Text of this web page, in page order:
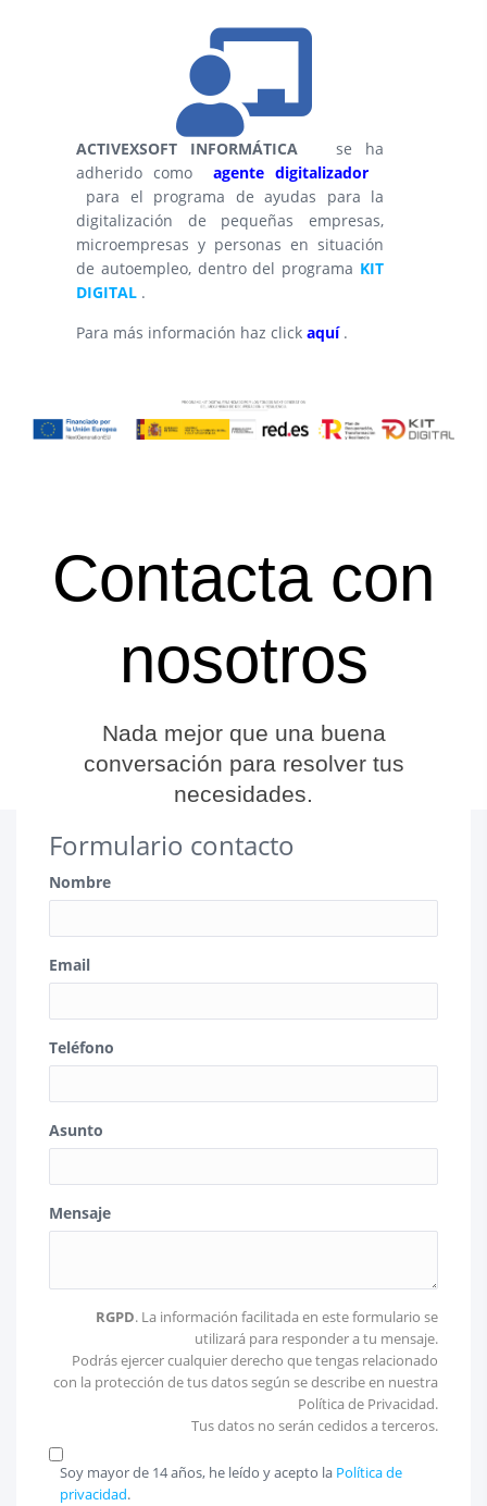
ACTIVEXSOFT INFORMÁTICA
se ha
adherido comoagente digitalizador
para el programa de ayudas para la
digitalización de pequeñas empresas,
microempresas y personas en situación
de autoempleo, dentro del programa KIT
DIGITAL .
Para más información haz click aquí .
Contacta con
nosotros
Nada mejor que una buena
conversación para resolver tus
necesidades.
Formulario contacto
Nombre
Email
Teléfono
Asunto
Mensaje
RGPD. La información facilitada en este formulario se
utilizará para responder a tu mensaje.
Podrás ejercer cualquier derecho que tengas relacionado
con la protección de tus datos según se describe en nuestra
Política de Privacidad.
Tus datos no serán cedidos a terceros.
Soy mayor de 14 años, he leído y acepto la Política de
privacidad.